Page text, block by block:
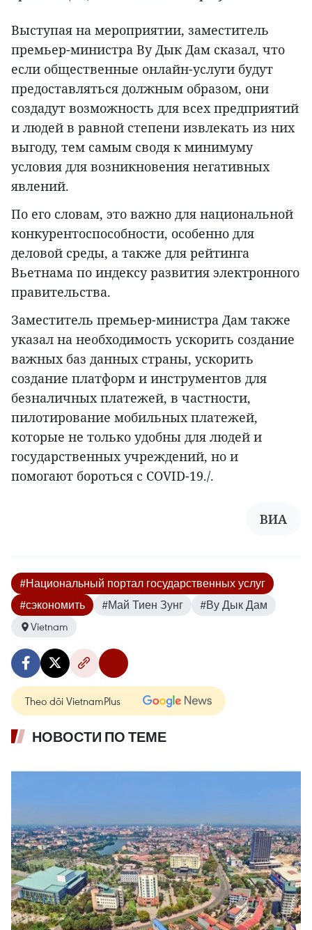
Выступая на мероприятии, заместитель
премьер-министра Ву Дык Дам сказал, что
если общественные онлайн-услуги будут
предоставляться должным образом, они
создадут возможность для всех предприятий
и людей в равной степени извлекать из них
выгоду, тем самым сводя к минимуму
условия для возникновения негативных
явлений.
По его словам, это важно для национальной
конкурентоспособности, особенно для
деловой среды, а также для рейтинга
Вьетнама по индексу развития электронного
правительства.
Заместитель премьер-министра Дам также
указал на необходимость ускорить создание
важных баз данных страны, ускорить
создание платформ и инструментов для
безналичных платежей, в частности,
пилотирование мобильных платежей,
которые не только удобны для людей и
государственных учреждений, но и
помогают бороться с COVID-19./.
ВИА
#Национальный портал государственных услуг
#сэкономить
#Май Тиен Зунг
#Ву Дык Дам
Vietnam
Theo dõi VietnamPlus
НОВОСТИ ПО ТЕМЕ